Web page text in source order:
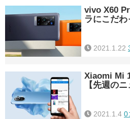
vivo X60
ラにこだわ
2021.1.22
Xiaomi Mi
【先週のニ
2021.1.4 0